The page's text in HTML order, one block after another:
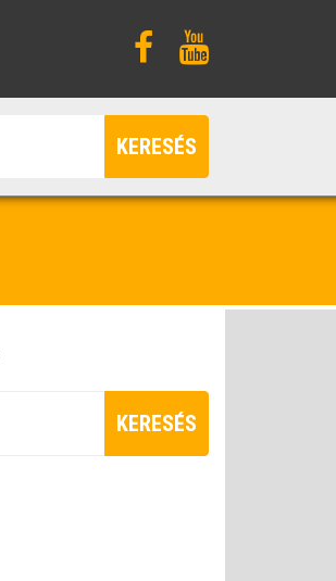
KERESÉS
KERESÉS